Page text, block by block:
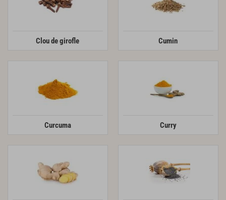
Clou de girofle Cumin
Curcuma Curry